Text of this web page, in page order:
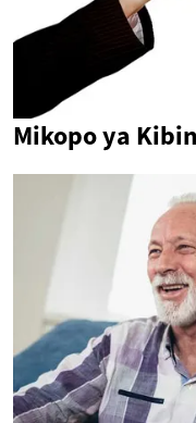
Mikopo ya